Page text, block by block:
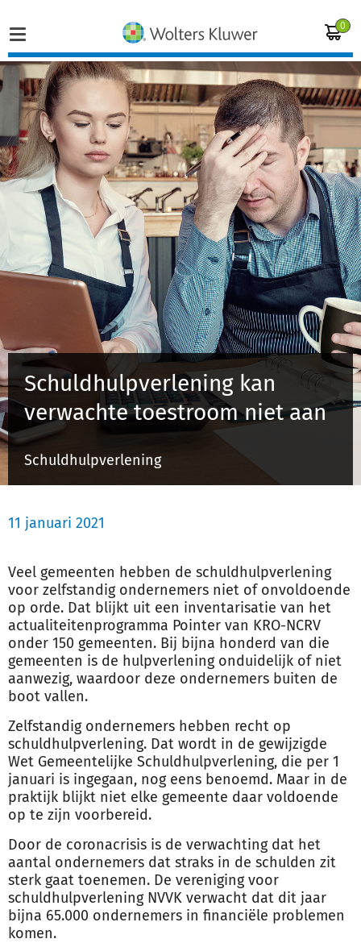
0
Home
Vakgebieden
Actueel
Producten
Opleidingen
Juridisch advies
Inloggen op de kennisbank
Inloggen
Registreren
Schuldhulpverlening kan
verwachte toestroom niet aan
Schuldhulpverlening
11 januari 2021
Veel gemeenten hebben de schuldhulpverlening
voor zelfstandig ondernemers niet of onvoldoende
op orde. Dat blijkt uit een inventarisatie van het
actualiteitenprogramma Pointer van KRO-NCRV
onder 150 gemeenten. Bij bijna honderd van die
gemeenten is de hulpverlening onduidelijk of niet
aanwezig, waardoor deze ondernemers buiten de
boot vallen.
Zelfstandig ondernemers hebben recht op
schuldhulpverlening. Dat wordt in de gewijzigde
Wet Gemeentelijke Schuldhulpverlening, die per 1
januari is ingegaan, nog eens benoemd. Maar in de
praktijk blijkt niet elke gemeente daar voldoende
op te zijn voorbereid.
Door de coronacrisis is de verwachting dat het
aantal ondernemers dat straks in de schulden zit
sterk gaat toenemen. De vereniging voor
schuldhulpverlening NVVK verwacht dat dit jaar
bijna 65.000 ondernemers in financiële problemen
komen.